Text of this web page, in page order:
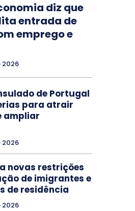
diz que
entrada de
emprego e
2026
de Portugal
para atrair
ampliar
2026
novas restrições
de imigrantes e
de residência
2026